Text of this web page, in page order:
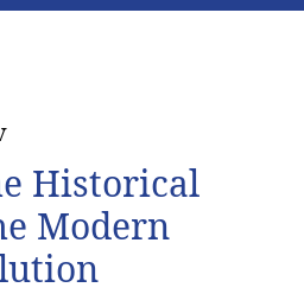
Historical
Modern